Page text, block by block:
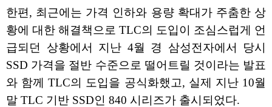
한편, 최근에는 가격 인하와 용량 확대가 주춤한 상
황에 대한 해결책으로 TLC의 도입이 조심스럽게 언
급되던 상황에서 지난 4월 경 삼성전자에서 당시
SSD 가격을 절반 수준으로 떨어트릴 것이라는 발표
와 함께 TLC의 도입을 공식화했고, 실제 지난 10월
말 TLC 기반 SSD인 840 시리즈가 출시되었다.